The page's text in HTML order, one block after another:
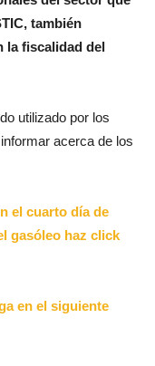
también
la fiscalidad del
utilizado por los
acerca de los
el cuarto día de
gasóleo haz click
en el siguiente